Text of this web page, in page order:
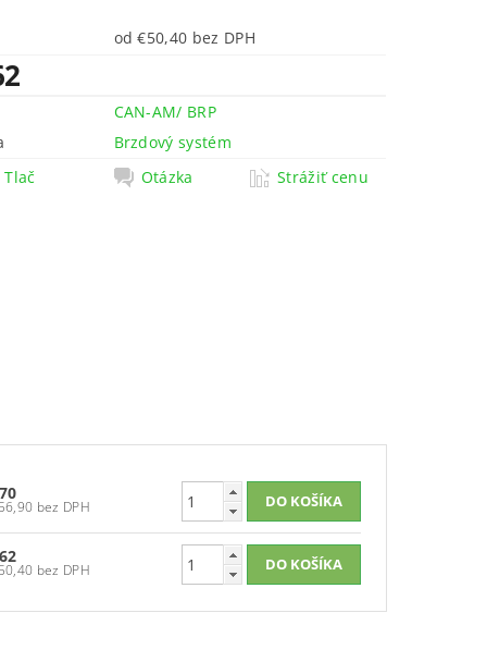
od €50,40 bez DPH
CAN-AM/ BRP
Brzdový systém
Tlač
Otázka Strážiť cenu
€56,90 bez DPH
€50,40 bez DPH